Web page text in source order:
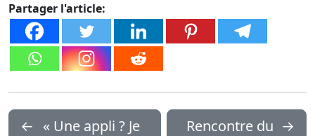
Partager l'article:
← « Une appli ? Je
Rencontre du →